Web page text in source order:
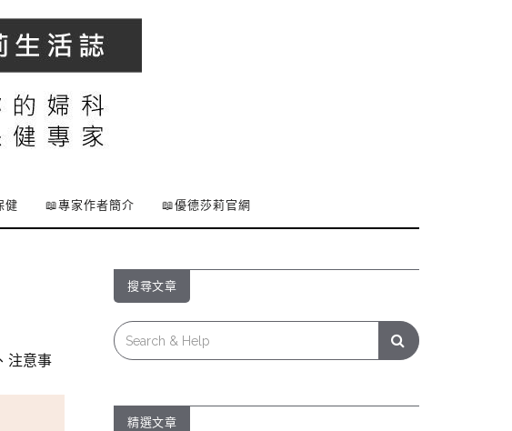
健 📖專家作者簡介 📖優德莎莉官網
注意事
搜尋文章
Search
for:
精選文章